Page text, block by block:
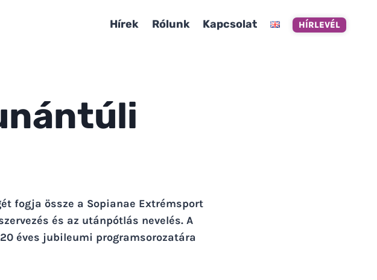
Hírek Rólunk Kapcsolat HÍRLEVÉL
fogja össze a Sopianae Extrémsport
és az utánpótlás nevelés. A
éves jubileumi programsorozatára